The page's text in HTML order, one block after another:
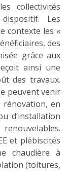
collectivités
Les
contexte les «
des
grâce aux
ainsi une
des travaux.
peuvent venir
rénovation, en
d’installation
et plébiscités
chaudière à
(toitures,